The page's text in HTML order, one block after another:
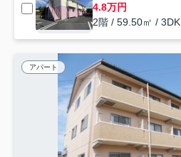
4.8万円
2階 / 59.50㎡ / 3DK
アパート